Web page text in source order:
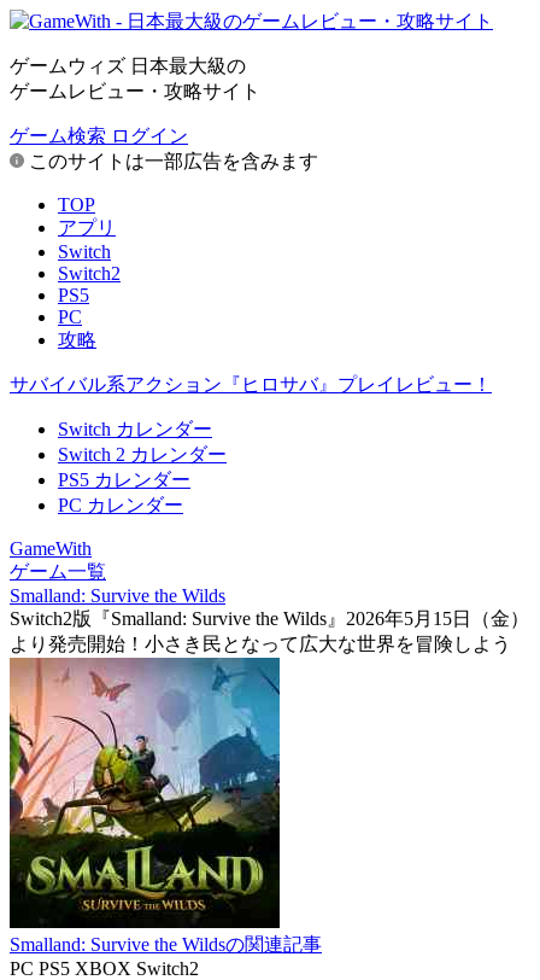
ゲームウィズ 日本最大級の
ゲームレビュー・攻略サイト
ゲーム検索 ログイン
このサイトは一部広告を含みます
TOP
アプリ
Switch
Switch2
PS5
PC
攻略
サバイバル系アクション『ヒロサバ』プレイレビュー！
Switch カレンダー
Switch 2 カレンダー
PS5 カレンダー
PC カレンダー
GameWith
ゲーム一覧
Smalland: Survive the Wilds
Switch2版『Smalland: Survive the Wilds』2026年5月15日（金）
より発売開始！小さき民となって広大な世界を冒険しよう
Smalland: Survive the Wildsの関連記事
PC PS5 XBOX Switch2